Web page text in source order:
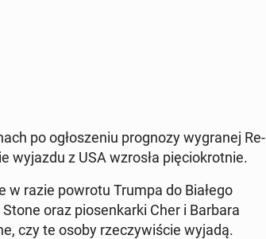
po ogło­sze­niu pro­gno­zy wy­gra­nej Re­
wyjazdu z USA wzrosła pię­cio­krot­nie.
w razie powrotu Trumpa do Białego
oraz pio­sen­kar­ki Cher i Barbara
czy te osoby rze­czy­wi­ście wyjadą.